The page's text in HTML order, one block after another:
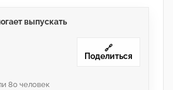
выпускать
80 человек
🔗
Поделиться